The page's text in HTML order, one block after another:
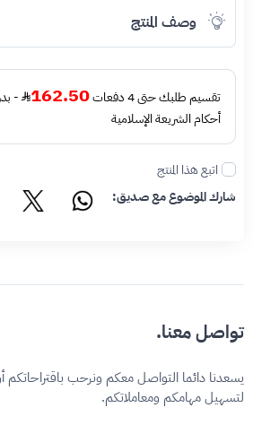
وصف المنتج
تقسيم طلبك حتى 4 دفعات 162.50
-
أحكام الشريعة الإسلامية
اتبع هذا المنتج
شارك الموضوع مع صديق:
تواصل معنا.
يسعدنا دائما التواصل معكم ونرحب باقتراحاتكم
لتسهيل مهامكم ومعاملاتكم.